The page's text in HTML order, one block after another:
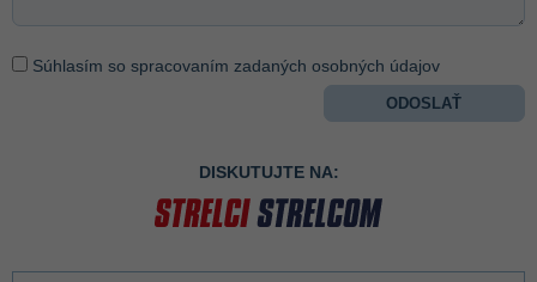
Súhlasím so spracovaním zadaných osobných údajov
DISKUTUJTE NA: